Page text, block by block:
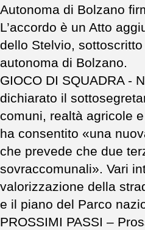
Autonoma di Bolzano
L’accordo è un Atto
dello Stelvio,
autonoma di Bolzano.
GIOCO DI SQUADRA -
dichiarato il
comuni, realtà agricole
ha consentito «una
che prevede che due
sovraccomunali». Vari
valorizzazione della
e il piano del Parco
PROSSIMI PASSI –